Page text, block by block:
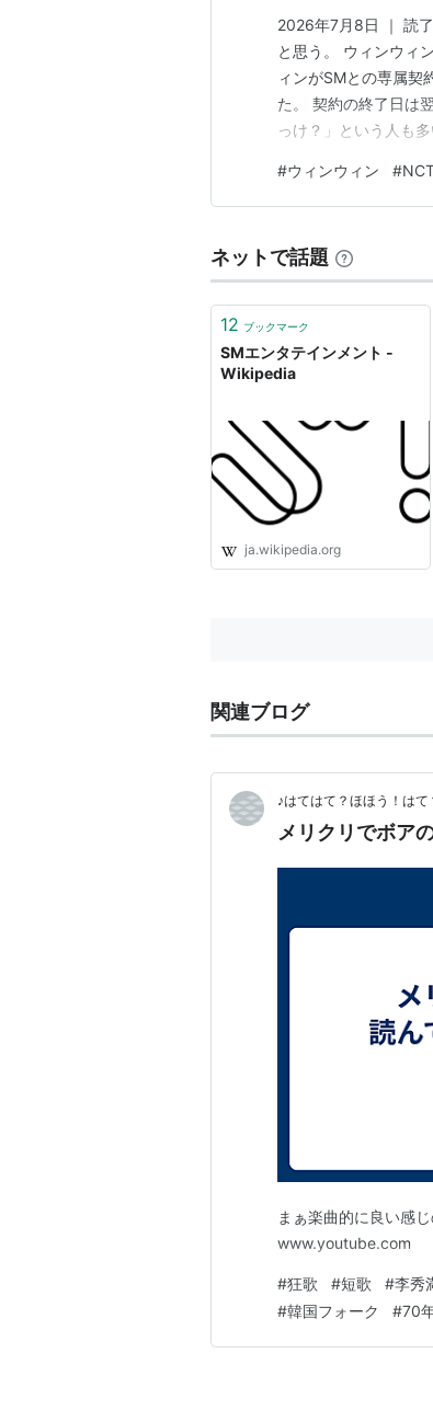
2026年7月8日 ｜ 読
と思う。 ウィンウィ
ィンがSMとの専属契
た。 契約の終了日は
っけ？」という人も
ず、今の今まで「脱
脱退で…
#ウィンウィン #
ネットで話題
12 ブックマーク
SMエンタテインメント -
Wikipedia
ja.wikipedia.org
関連ブログ
♪はてはて？ほほう！はて
メリクリでボア
まぁ楽曲的に良い感
www.youtube.com
#狂歌 #短歌 #李秀
#韓国フォーク #70